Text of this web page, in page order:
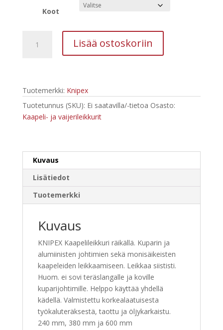
590,00 €
Koot
Kaapelileikkuri
Lisää ostoskoriin
Tuotemerkki: Knipex
Tuotetunnus (SKU): Ei saatavilla/-tietoa Osasto:
Kaapeli- ja vaijerileikkurit
Kuvaus
Lisätiedot
Tuotemerkki
Kuvaus
KNIPEX Kaapelileikkuri räikällä. Kuparin ja
alumiinisten johtimien sekä monisäikeisten
kaapeleiden leikkaamiseen. Leikkaa siististi.
Huom. ei sovi teräslangalle ja koville
kuparijohtimille. Helppo käyttää yhdellä
kädellä. Valmistettu korkealaatuisesta
työkaluteräksestä, taottu ja öljykarkaistu.
240 mm, 380 mm ja 600 mm